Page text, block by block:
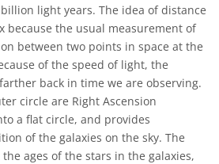
light years. The idea of distance
because the usual measurement of
between two points in space at the
of the speed of light, the
back in time we are observing.
circle are Right Ascension
a flat circle, and provides
of the galaxies on the sky. The
ages of the stars in the galaxies,